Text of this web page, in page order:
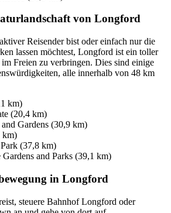
von Longford
Reisender bist oder einfach nur die
lassen möchtest, Longford ist ein toller
Freien zu verbringen. Dies sind einige
alle innerhalb von 48 km
km)
(20,4 km)
Gardens (30,9 km)
km)
(37,8 km)
and Parks (39,1 km)
in Longford
steuere Bahnhof Longford oder